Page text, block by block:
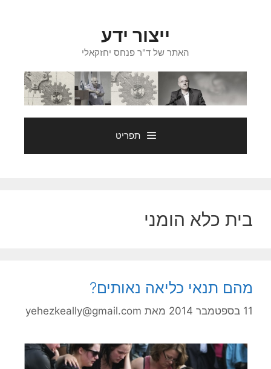
ייצור ידע
האתר של ד"ר פנחס יחזקאלי
תפריט
בית כלא הומני
מהם תנאי כליאה נאותים?
11 בספטמבר 2014 מאת yehezkeally@gmail.com